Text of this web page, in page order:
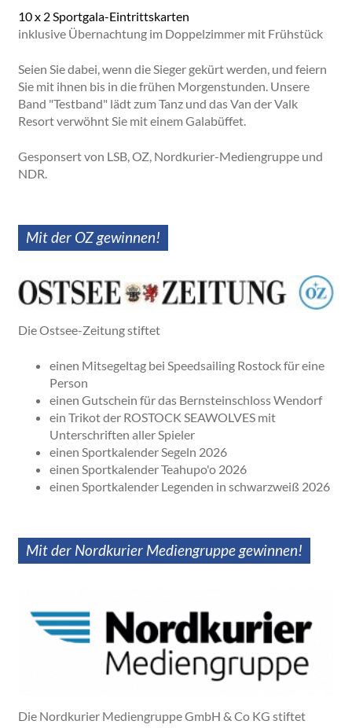
10 x 2 Sportgala-Eintrittskarten
inklusive Übernachtung im Doppelzimmer mit Frühstück
Seien Sie dabei, wenn die Sieger gekürt werden, und feiern
Sie mit ihnen bis in die frühen Morgenstunden. Unsere
Band "Testband" lädt zum Tanz und das Van der Valk
Resort verwöhnt Sie mit einem Galabüffet.
Gesponsert von LSB, OZ, Nordkurier-Mediengruppe und
NDR.
Mit der OZ gewinnen!
Die Ostsee-Zeitung stiftet
einen Mitsegeltag bei Speedsailing Rostock für eine
Person
einen Gutschein für das Bernsteinschloss Wendorf
ein Trikot der ROSTOCK SEAWOLVES mit
Unterschriften aller Spieler
einen Sportkalender Segeln 2026
einen Sportkalender Teahupo'o 2026
einen Sportkalender Legenden in schwarzweiß 2026
Mit der Nordkurier Mediengruppe gewinnen!
Die Nordkurier Mediengruppe GmbH & Co KG stiftet